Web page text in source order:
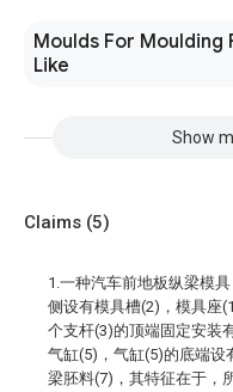
Moulds For Moulding
Like
Show
Claims (5)
1.一种汽车前地板纵梁模
侧设有模具槽(2)，模具座
个支杆(3)的顶端固定安装
气缸(5)，气缸(5)的底端设
梁胚料(7)，其特征在于，